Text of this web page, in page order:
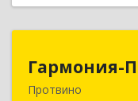
Гармония-
Протвино
142280,